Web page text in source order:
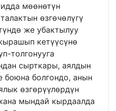
идда мөөнөтүн
өзгөчөлүгү
же убактылуу
кетүүсүнө
толгонууга
сырткары, аялдын
боюна болгондо, анын
өзгөрүүлөрдүн
мындай кырдаалда